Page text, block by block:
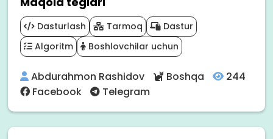
Dasturlash Tarmoq
Dastur
Algoritm
Boshlovchilar uchun
Abdurahmon Rashidov Boshqa
244
Facebook
Telegram